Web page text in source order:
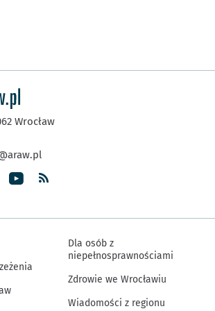
Wrocław
Dla osób z
niepełnosprawnościami
Zdrowie we Wrocławiu
Wiadomości z regionu